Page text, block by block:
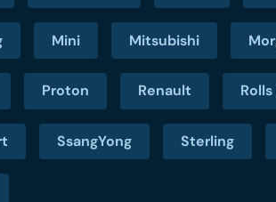
Mini Mitsubishi
Proton Renault
SsangYong Sterling